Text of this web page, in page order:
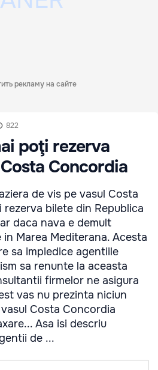
рекламу на сайте
822
poţi rezerva
Concordia
de vis pe vasul Costa
bilete din Republica
daca nava e demult
Marea Mediterana. Acesta
sa impiedice agentiile
sa renunte la aceasta
firmelor ne asigura
vas nu prezinta niciun
Costa Concordia
Asa isi descriu
de ...